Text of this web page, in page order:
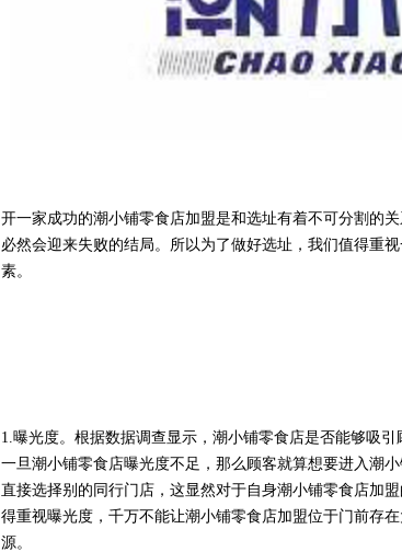
开一家成功的潮小铺零食店加盟是和选址有着不可分割的
必然会迎来失败的结局。所以为了做好选址，我们值得重
素。
1.曝光度。根据数据调查显示， 潮小铺零食店是否能够吸引
一旦潮小铺零食店曝光度不足，那么顾客就算想要进入潮
直接选择别的同行门店，这显然对于自身潮小铺零食店加
得重视曝光度，千万不能让潮小铺零食店加盟位于门前存
源。